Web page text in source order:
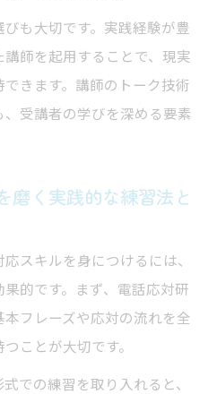
も大切です。実践経験が豊
師を起用することで、現実
きます。講師のトーク技術
受講者の学びを深める要素
磨く実践的な練習法と
スキルを身につけるには、
的です。まず、電話応対研
フレーズや応対の流れを全
ことが大切です。
での練習を取り入れると、